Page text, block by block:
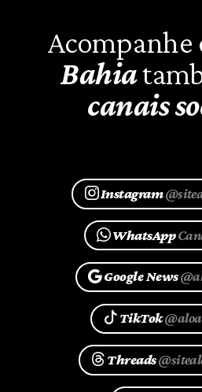
Bahia
canais
Instagram
WhatsApp
Google News
TikTok
Threads